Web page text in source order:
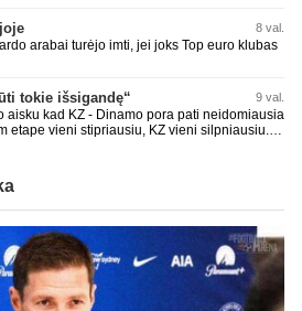
8 val.
arabai turėjo imti, jei joks Top euro klubas
tokie išsigandę“ 9 val.
aisku kad KZ - Dinamo pora pati neidomiausia
etape vieni stipriausiu, KZ vieni silpniausiu.